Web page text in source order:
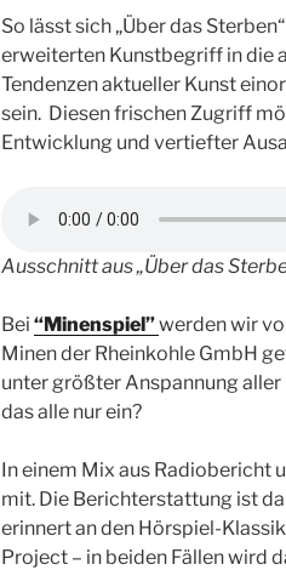
So lässt sich „Über das
erweiterten Kunstbegriff in die
Tendenzen aktueller Kunst
sein. Diesen frischen Zugriff
Entwicklung und vertiefter
Ausschnitt aus „Über das
Bei “Minenspiel”werden wir
Minen der Rheinkohle GmbH
unter größter Anspannung
das alle nur ein?
In einem Mix aus Radiobericht
mit. Die Berichterstattung ist
erinnert an den Hörspiel-
Project – in beiden Fällen wird